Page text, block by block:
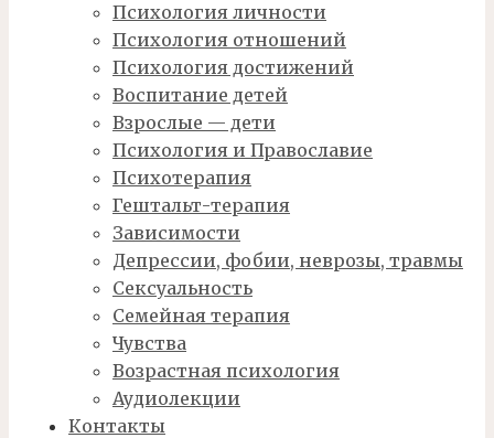
Психология личности
Психология отношений
Психология достижений
Воспитание детей
Взрослые — дети
Психология и Православие
Психотерапия
Гештальт-терапия
Зависимости
Депрессии, фобии, неврозы, травмы
Сексуальность
Семейная терапия
Чувства
Возрастная психология
Аудиолекции
Контакты